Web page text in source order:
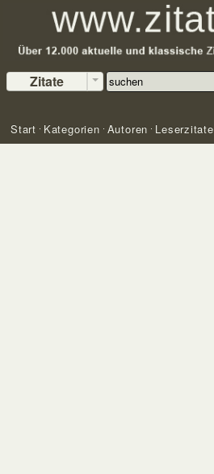
Zitate
Start Kategorien Autoren Leserzitate